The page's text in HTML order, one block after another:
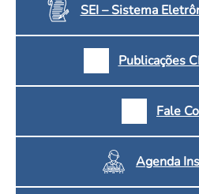
SEI – Sistema
Publicações
Fale
Agenda